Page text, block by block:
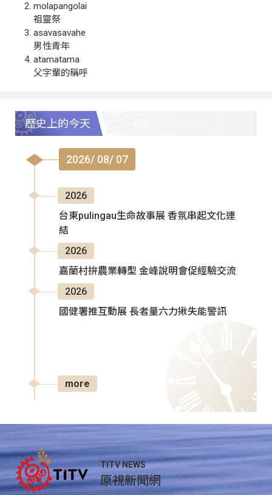
molapangolai
祖靈祭
asavasavahe
男性青年
atamatama
父字輩的稱呼
歷史上的今天
2026/ 08/ 07
2026
台東pulingau生命故事展 香氛串起文化連
結
2026
嘉蘭村拚農業轉型 金峰說明會促經驗交流
2026
國健署推互動展 長者量六力揪失能警訊
more
TITV NEWS
原視新聞網